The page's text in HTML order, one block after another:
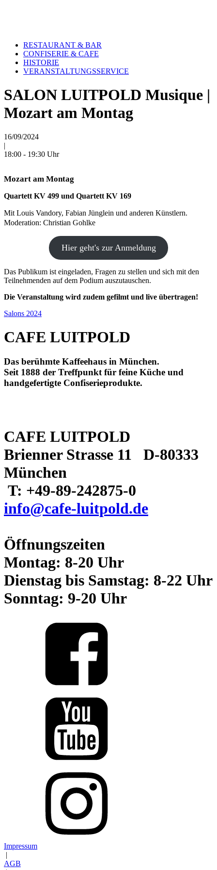
HOME
ONLINE-SHOP
KULTUR & VERANSTALTUNGEN
AKTUELLES
TISCHRESERVIERUNG & KARTE
KARRIERE
HOME
ONLINE-SHOP
KULTUR & VERANSTALTUNGEN
AKTUELLES
RESTAURANT & BAR
CONFISERIE & CAFE
HISTORIE
VERANSTALTUNGSSERVICE
RESTAURANT & BAR
CONFISERIE & CAFE
HISTORIE
VERANSTALTUNGSSERVICE
SALON LUITPOLD Musique |
Mozart am Montag
16/09/2024
|
18:00 - 19:30 Uhr
Mozart am Montag
Quartett KV 499 und Quartett KV 169
Mit Louis Vandory, Fabian Jünglein und anderen Künstlern.
Moderation: Christian Gohlke
Hier geht's zur Anmeldung
Das Publikum ist eingeladen, Fragen zu stellen und sich mit den
Teilnehmenden auf dem Podium auszutauschen.
Die Veranstaltung wird zudem gefilmt und live übertragen!
Salons 2024
CAFE LUITPOLD
Das berühmte Kaffeehaus in München.
Seit 1888 der Treffpunkt für feine Küche und
handgefertigte Confiserieprodukte.
CAFE LUITPOLD
Brienner Strasse 11 D-80333
München
T: +49-89-242875-0
info@cafe-luitpold.de
Öffnungszeiten
Montag: 8-20 Uhr
Dienstag bis Samstag: 8-22 Uhr
Sonntag: 9-20 Uhr
Impressum
|
AGB